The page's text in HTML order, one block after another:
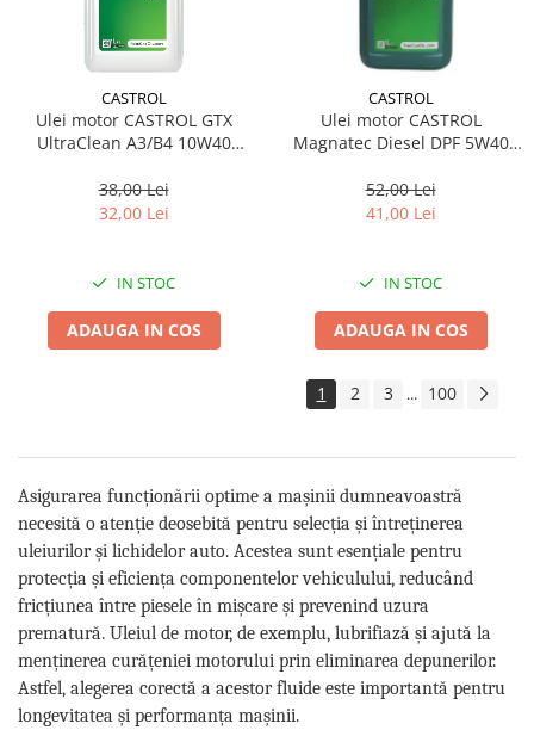
CASTROL
Ulei motor CASTROL GTX
UltraClean A3/B4 10W40
38,00 Lei
32,00 Lei
IN STOC
ADAUGA IN COS
CASTROL
Ulei motor CASTROL
Magnatec Diesel DPF 5W40
52,00 Lei
41,00 Lei
IN STOC
ADAUGA IN COS
1 2 3 ... 100
Asigurarea funcționării optime a mașinii dumneavoastră
necesită o atenție deosebită pentru selecția și întreținerea
uleiurilor și lichidelor auto. Acestea sunt esențiale pentru
protecția și eficiența componentelor vehiculului, reducând
fricțiunea între piesele în mișcare și prevenind uzura
prematură. Uleiul de motor, de exemplu, lubrifiază și ajută la
menținerea curățeniei motorului prin eliminarea depunerilor.
Astfel, alegerea corectă a acestor fluide este importantă pentru
longevitatea și performanța mașinii.